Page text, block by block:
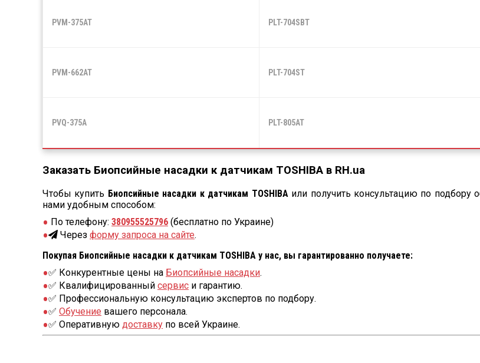
PVM-375AT PLT-704SBT
PVM-662AT PLT-704ST
PVQ-375A PLT-805AT
Заказать Биопсийные насадки к датчикам TOSHIBA в RH.ua
Чтобы купить Биопсийные насадки к датчикам TOSHIBA или получить консультацию по подбору
нами удобным способом:
По телефону: 380955525796 (бесплатно по Украине)
Через форму запроса на сайте.
Покупая Биопсийные насадки к датчикам TOSHIBA у нас, вы гарантированно получаете:
✅ Конкурентные цены на Биопсийные насадки.
✅ Квалифицированный сервис и гарантию.
✅ Профессиональную консультацию экспертов по подбору.
✅ Обучение вашего персонала.
✅ Оперативную доставку по всей Украине.